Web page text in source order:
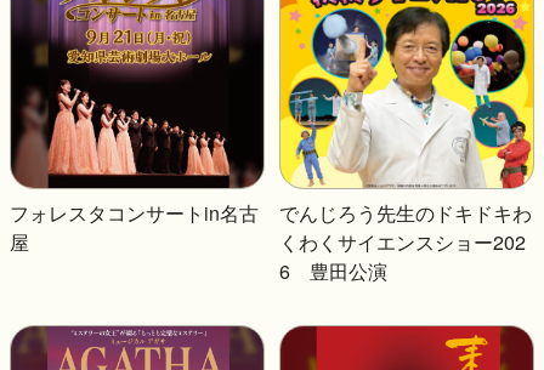
フォレスタコンサートin名古
屋
でんじろう先生のドキドキわ
くわくサイエンスショー202
6 豊田公演